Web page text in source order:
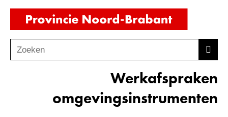
Ga
de
inhoud
o
Zoeken
Werkafspraken
omgevingsinstrumenten